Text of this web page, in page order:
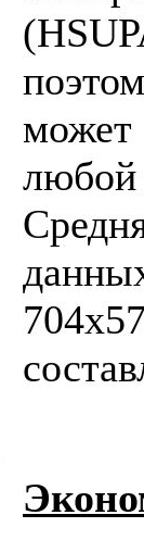
может
любой